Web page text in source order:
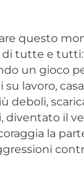
questo
tutte e
un gioco
lavoro,
deboli,
diventato il
la